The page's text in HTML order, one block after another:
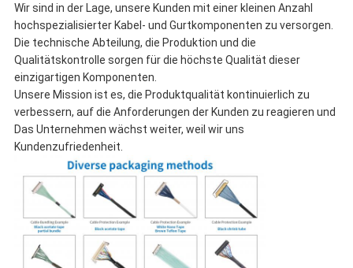
Wir sind in der Lage, unsere Kunden mit einer kleinen Anzahl
hochspezialisierter Kabel- und Gurtkomponenten zu versorgen.
Die technische Abteilung, die Produktion und die
Qualitätskontrolle sorgen für die höchste Qualität dieser
einzigartigen Komponenten.
Unsere Mission ist es, die Produktqualität kontinuierlich zu
verbessern, auf die Anforderungen der Kunden zu reagieren und
Das Unternehmen wächst weiter, weil wir uns
Kundenzufriedenheit.